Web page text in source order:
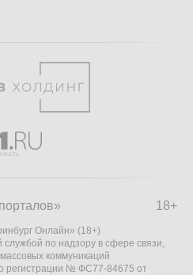
18+
Онлайн» (18+)
по надзору в сфере связи,
коммуникаций
регистрации № ФС77-84675 от